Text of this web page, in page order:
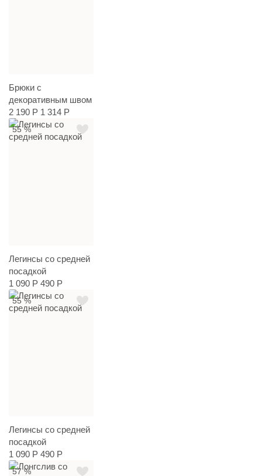
Брюки с
декоративным швом
2 190 Р 1 314 Р
55 %
Легинсы со средней
посадкой
1 090 Р 490 Р
55 %
Легинсы со средней
посадкой
1 090 Р 490 Р
57 %